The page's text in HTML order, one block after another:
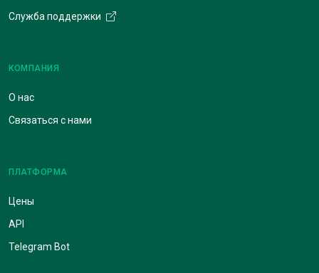
Служба поддержки
КОМПАНИЯ
О нас
Связаться с нами
ПЛАТФОРМА
Цены
API
Telegram Bot